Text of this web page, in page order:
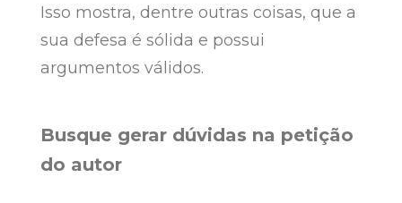
Isso mostra, dentre outras coisas, que a
sua defesa é sólida e possui
argumentos válidos.
Busque gerar dúvidas na petição
do autor